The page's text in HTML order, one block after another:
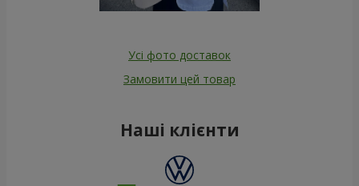
Усі фото доставок
Замовити цей товар
Наші клієнти